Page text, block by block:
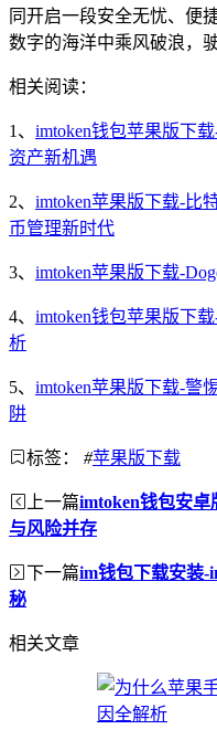
同开启一段安全无忧、便
数字的海洋中乘风破浪，
相关阅读：
1、 imtoken钱包苹果版下
资产新机遇
2、 imtoken苹果版下载-比
币管理新时代
3、 imtoken苹果版下载-
4、 imtoken钱包苹果版下
析
5、 imtoken苹果版下载-警
阱
标签： #苹果版下载
上一篇imtoken钱包安
与风险并存
下一篇im钱包下载安装-
秘
相关文章